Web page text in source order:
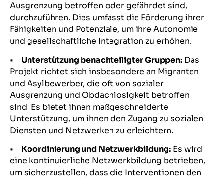
Ausgrenzung betroffen oder gefährdet sind,
durchzuführen. Dies umfasst die Förderung ihrer
Fähigkeiten und Potenziale, um ihre Autonomie
und gesellschaftliche Integration zu erhöhen.
• Unterstützung benachteiligter Gruppen: Das
Projekt richtet sich insbesondere an Migranten
und Asylbewerber, die oft von sozialer
Ausgrenzung und Obdachlosigkeit betroffen
sind. Es bietet ihnen maßgeschneiderte
Unterstützung, um ihnen den Zugang zu sozialen
Diensten und Netzwerken zu erleichtern.
• Koordinierung und Netzwerkbildung: Es wird
eine kontinuierliche Netzwerkbildung betrieben,
um sicherzustellen, dass die Interventionen den